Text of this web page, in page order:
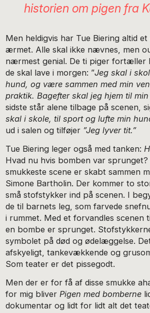
historien om pigen fra
Men heldigvis har Tue Biering altid
ærmet. Alle skal ikke nævnes, men
nærmest genial. De ti piger fortæller
de skal lave i morgen: ”Jeg skal i
hund, og være sammen med min
praktik. Bagefter skal jeg hjem til min
sidste står alene tilbage på scenen,
skal i skole, til sport og lufte min
ud i salen og tilføjer ”Jeg lyver tit.”
Tue Biering leger også med tanken:
Hvad nu hvis bomben var sprunget?
smukkeste scene er skabt sammen
Simone Bartholin. Der kommer to
små stofstykker ind på scenen. I
de til barnets leg, som farvede
i rummet. Med et forvandles scenen
en bombe er sprunget.
symbolet på død og ødelæggelse.
afskyeligt, tankevækkende og
Som teater er det pissegodt.
Men der er for få af disse smukke
for mig bliver Pigen med bomberne
dokumentar og lidt for lidt alt det